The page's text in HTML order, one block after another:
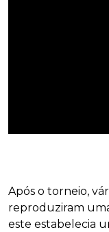
Após o torneio,
reproduziram
este estabelecia